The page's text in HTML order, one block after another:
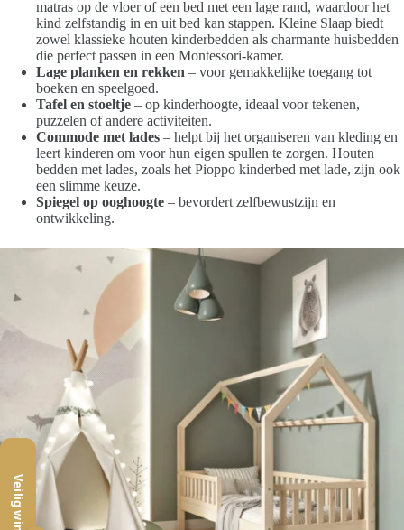
matras op de vloer of een bed met een lage rand, waardoor het
kind zelfstandig in en uit bed kan stappen. Kleine Slaap biedt
zowel klassieke houten kinderbedden als charmante huisbedden
die perfect passen in een Montessori-kamer.
Lage planken en rekken – voor gemakkelijke toegang tot
boeken en speelgoed.
Tafel en stoeltje – op kinderhoogte, ideaal voor tekenen,
puzzelen of andere activiteiten.
Commode met lades – helpt bij het organiseren van kleding en
leert kinderen om voor hun eigen spullen te zorgen. Houten
bedden met lades, zoals het Pioppo kinderbed met lade, zijn ook
een slimme keuze.
Spiegel op ooghoogte – bevordert zelfbewustzijn en
ontwikkeling.